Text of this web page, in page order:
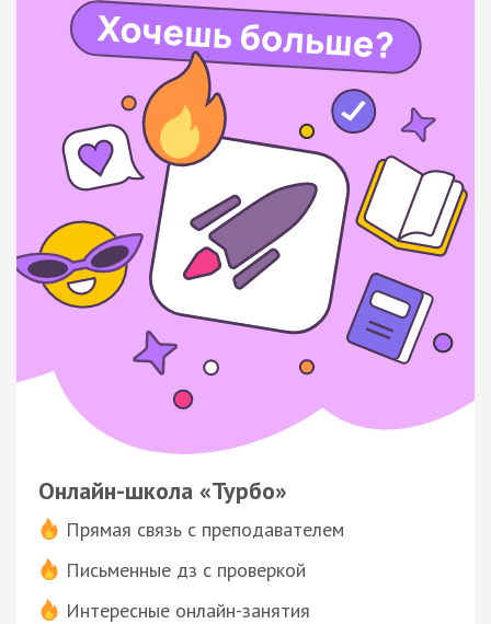
Онлайн-школа «Турбо»
Прямая связь с преподавателем
Письменные дз с проверкой
Интересные онлайн-занятия